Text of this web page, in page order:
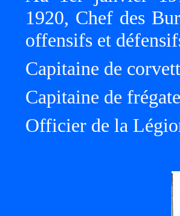
1920, Chef des
offensifs et
Capitaine de
Capitaine de
Officier de la